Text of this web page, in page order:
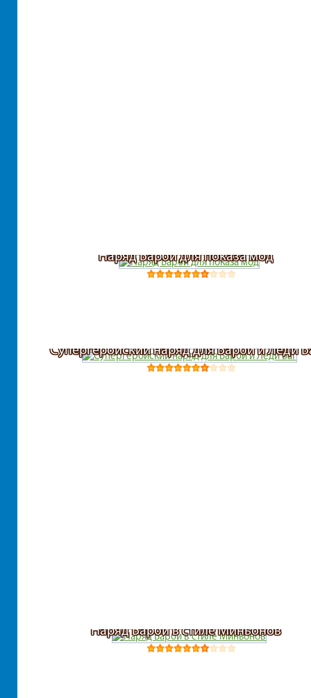
Наряд Барби для показа мод
Супергеройский наряд для Барби и Леди
Наряд Барби в стиле Миньонов